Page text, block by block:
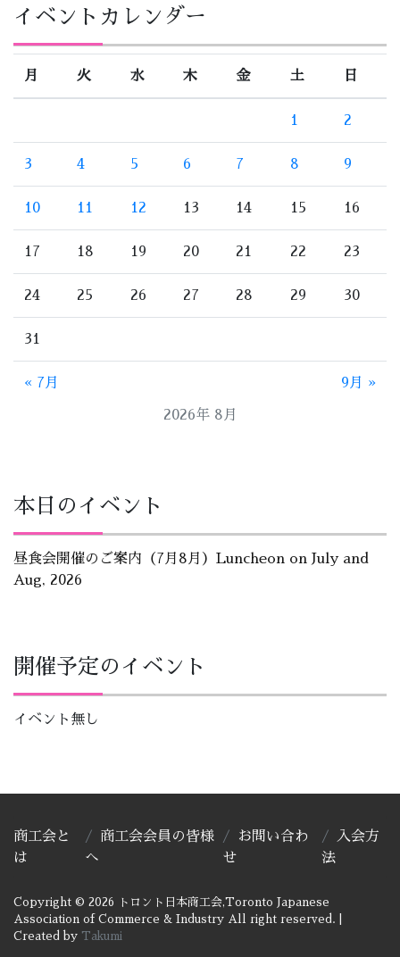
イベントカレンダー
2026年 8月
月 火 水 木 金 土 日
1 2
3 4 5 6 7 8 9
10 11 12 13 14 15 16
17 18 19 20 21 22 23
24 25 26 27 28 29 30
31
« 7月 9月 »
本日のイベント
昼食会開催のご案内（7月8月）Luncheon on July and
Aug, 2026
開催予定のイベント
イベント無し
Copyright © 2026 トロント日本商工会,Toronto Japanese
Association of Commerce & Industry All right reserved.
Created by Takumi
商工会と
は
商工会会員の皆様
へ
お問い合わ
せ
入会方
法